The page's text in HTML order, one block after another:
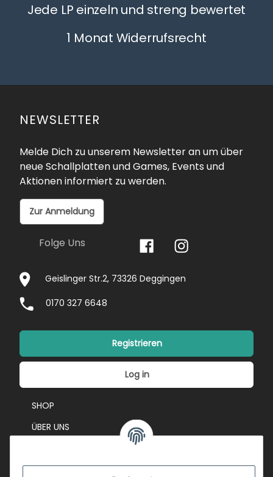
Jede LP einzeln und streng bewertet
1 Monat Widerrufsrecht
NEWSLETTER
Melde Dich zu unserem Newsletter an um über
neue Schallplatten und Games, Events und
Aktionen informiert zu werden.
Zur Anmeldung
Folge Uns
Geislinger Str.2, 73326 Deggingen
0170 327 6648
Registrieren
Log in
SHOP
ÜBER UNS